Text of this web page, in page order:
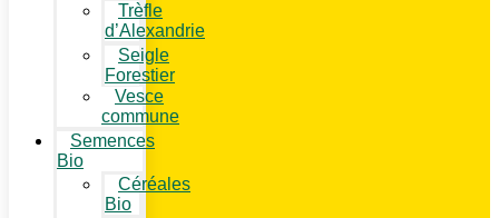
Trèfle
d’Alexandrie
Seigle
Forestier
Vesce
commune
Semences
Bio
Céréales
Bio